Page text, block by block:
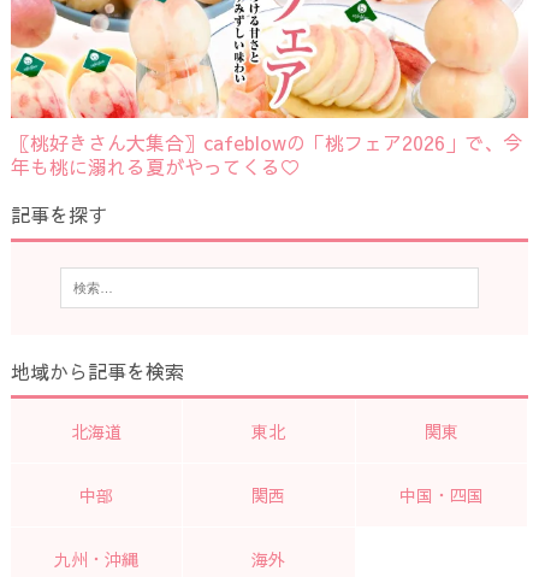
〖桃好きさん大集合〗cafeblowの「桃フェア2026」で、今
年も桃に溺れる夏がやってくる♡
記事を探す
地域から記事を検索
北海道 東北 関東
中部 関西 中国・四国
九州・沖縄 海外